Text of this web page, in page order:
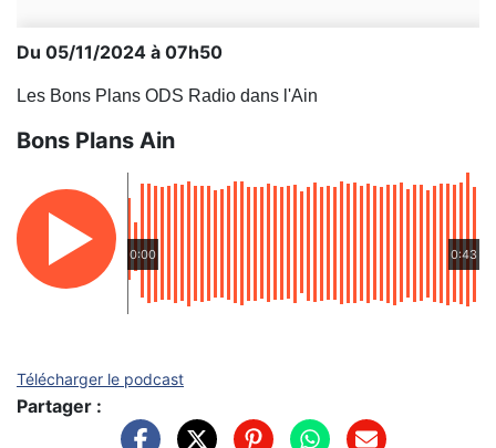
Du 05/11/2024 à 07h50
Les Bons Plans ODS Radio dans l'Ain
Bons Plans Ain
0:00 0:43
Télécharger le podcast
Partager :